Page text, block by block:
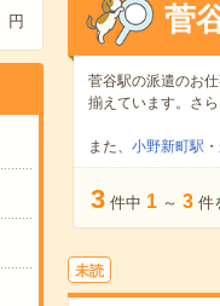
円 菅
菅谷駅の派遣のお仕
揃えています。さら
また、 小野新町駅 ・
3 件中 1 ～ 3 件
未読